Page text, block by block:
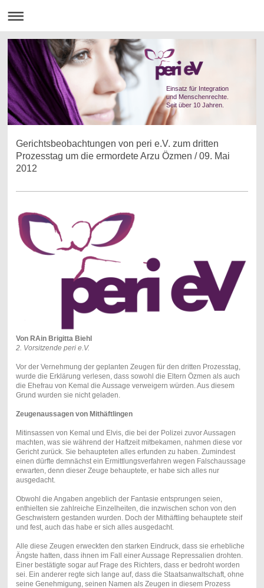
Einsatz für Integration
und Menschenrechte.
Seit über 10 Jahren.
Gerichtsbeobachtungen von peri e.V. zum dritten
Prozesstag um die ermordete Arzu Özmen / 09. Mai
2012
Von RAin Brigitta Biehl
2. Vorsitzende peri e.V.
Vor der Vernehmung der geplanten Zeugen für den dritten Prozesstag,
wurde die Erklärung verlesen, dass sowohl die Eltern Özmen als auch
die Ehefrau von Kemal die Aussage verweigern würden. Aus diesem
Grund wurden sie nicht geladen.
Zeugenaussagen von Mithäftlingen
Mitinsassen von Kemal und Elvis, die bei der Polizei zuvor Aussagen
machten, was sie während der Haftzeit mitbekamen, nahmen diese vor
Gericht zurück. Sie behaupteten alles erfunden zu haben. Zumindest
einen dürfte demnächst ein Ermittlungsverfahren wegen Falschaussage
erwarten, denn dieser Zeuge behauptete, er habe sich alles nur
ausgedacht.
Obwohl die Angaben angeblich der Fantasie entsprungen seien,
enthielten sie zahlreiche Einzelheiten, die inzwischen schon von den
Geschwistern gestanden wurden. Doch der Mithäftling behauptete steif
und fest, auch das habe er sich alles ausgedacht.
Alle diese Zeugen erweckten den starken Eindruck, dass sie erhebliche
Ängste hatten, dass ihnen im Fall einer Aussage Repressalien drohten.
Einer bestätigte sogar auf Frage des Richters, dass er bedroht worden
sei. Ein anderer regte sich lange auf, dass die Staatsanwaltschaft, ohne
seine Genehmigung, seinen Namen als Zeugen in diesem Prozess